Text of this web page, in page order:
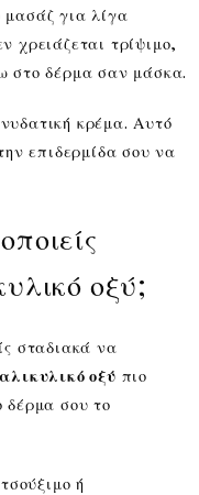
για λίγα
χρειάζεται τρίψιμο,
στο δέρμα σαν μάσκα.
κρέμα. Αυτό
επιδερμίδα σου να
οξύ;
σταδιακά να
οξύ πιο
δέρμα σου το
ή